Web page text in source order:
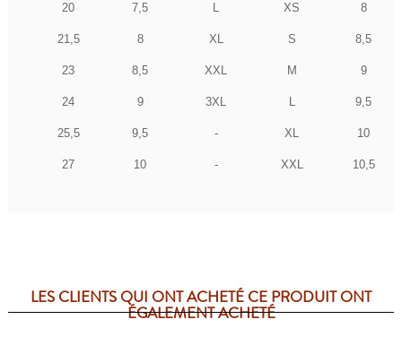
20 7,5 XS 8
21,5 8 XL S 8,5
23 8,5 XXL M 9
24 9 3XL 9,5
25,5 9,5 - XL 10
27 10 - XXL 10,5
LES CLIENTS QUI ONT ACHETÉ CE PRODUIT ONT
ÉGALEMENT ACHETÉ